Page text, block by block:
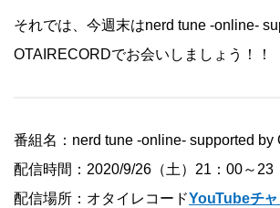
それでは、今週末はnerd tune -online-
OTAIRECORDでお会いしましょう！！
番組名：nerd tune -online- supported by
配信時間：2020/9/26（土）21：00～23
配信場所：オタイレコードYouTubeチ